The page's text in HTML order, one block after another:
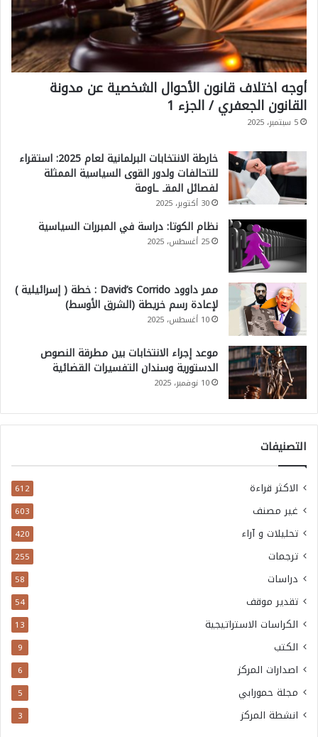
أوجه اختلاف قانون الأحوال الشخصية عن مدونة
القانون الجعفري / الجزء 1
5 سبتمبر، 2025
خارطة الانتخابات البرلمانية لعام 2025: استقراء
للتحالفات ولدور القوى السياسية الممثلة
لفصائل المقـ ـاومة
30 أكتوبر، 2025
نظام الكوتا: دراسة في المبررات السياسية
25 أغسطس، 2025
ممر داوود David’s Corrido : خطة ( إسرائيلية )
لإعادة رسم خريطة (الشرق الأوسط)
10 أغسطس، 2025
موعد إجراء الانتخابات بين مطرقة النصوص
الدستورية وسندان التفسيرات القضائية
10 نوفمبر، 2025
التصنيفات
الاكثر قراءة 612
غير مصنف 603
تحليلات و آراء 420
ترجمات 255
دراسات 58
تقدير موقف 54
الكراسات الاستراتيجية 13
الكتب 9
اصدارات المركز 6
مجلة حمورابي 5
انشطة المركز 3